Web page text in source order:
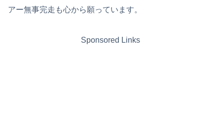
アー無事完走も心から願っています。
Sponsored Links